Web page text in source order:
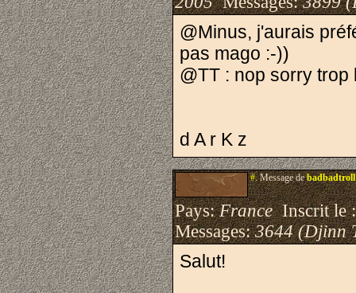
@Minus, j'aurais
pas mago :-))
@TT : nop sorry
d A r K z
#.Message debadbadtroll
Pays:FranceInscrit le
Messages:3644 (Djinn
Salut!